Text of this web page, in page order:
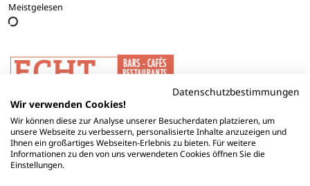
Meistgelesen
Datenschutzbestimmungen
Wir verwenden Cookies!
Wir können diese zur Analyse unserer Besucherdaten platzieren, um
unsere Webseite zu verbessern, personalisierte Inhalte anzuzeigen und
Ihnen ein großartiges Webseiten-Erlebnis zu bieten. Für weitere
Informationen zu den von uns verwendeten Cookies öffnen Sie die
Einstellungen.